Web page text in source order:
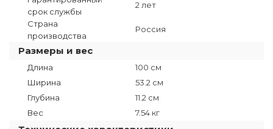
срок службы
2 лет
Страна
производства
Россия
Размеры и вес
Длина
100 см
Ширина
53.2 см
Глубина
11.2 см
Вес
7.54 кг